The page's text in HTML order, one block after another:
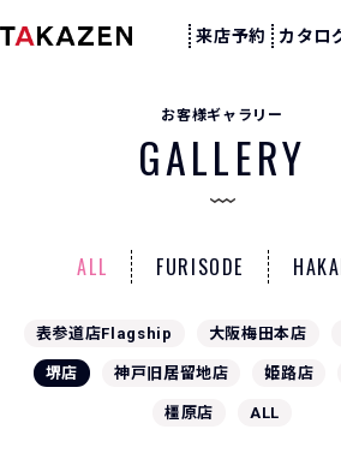
来店予約 カタロ
お客様ギャラリー
GALLERY
ALL FURISODE
表参道店Flagship 大阪梅田本店
堺店 神戸旧居留地店 姫路店
橿原店 ALL